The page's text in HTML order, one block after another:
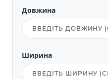
Довжина
Ширина